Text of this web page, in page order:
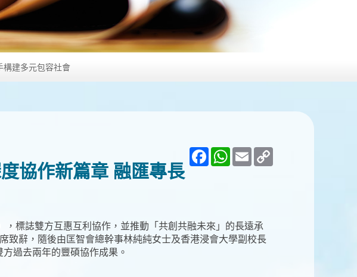
構建多元包容社會
FacebookWhatsApp
EmailCopy
Link
協作新篇章 融匯專長
標誌雙方互惠互利協作，並推動「共創共融未來」的長遠承
致辭，隨後由匡智會總幹事林純純女士及香港浸會大學副校長
過去兩年的豐碩協作成果。